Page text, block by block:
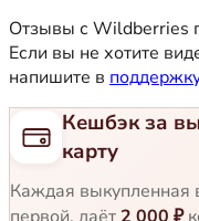
Отзывы с Wildberries
Если вы не хотите
напишите в
Кешбэк за
карту
Каждая выкупленная
первой, даёт 2 000 ₽